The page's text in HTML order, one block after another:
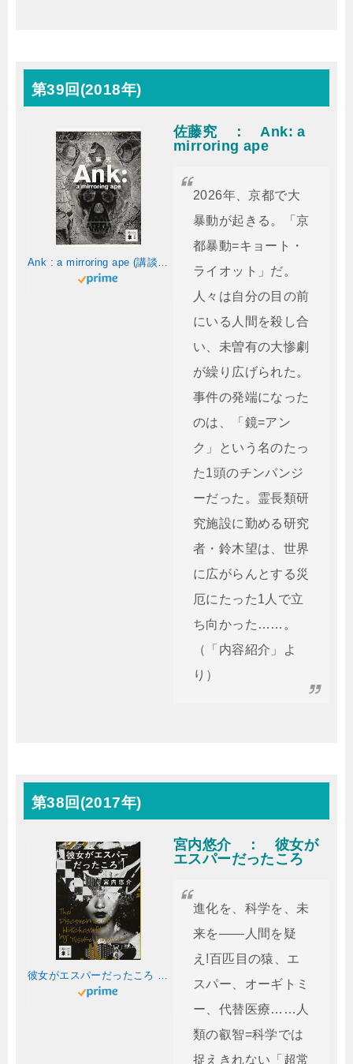
第39回(2018年)
Ank : a mirroring ape (講談社文庫)
佐藤究 ： Ank: a
mirroring ape
2026年、京都で大
暴動が起きる。「京
都暴動=キョート・
ライオット」だ。
人々は自分の目の前
にいる人間を殺し合
い、未曽有の大惨劇
が繰り広げられた。
事件の発端になった
のは、「鏡=アン
ク」という名のたっ
た1頭のチンパンジ
ーだった。霊長類研
究施設に勤める研究
者・鈴木望は、世界
に広がらんとする災
厄にたった1人で立
ち向かった……。
（「内容紹介」よ
り）
第38回(2017年)
彼女がエスパーだったころ (講談社文庫 み 68-1)
宮内悠介 ： 彼女が
エスパーだったころ
進化を、科学を、未
来を――人間を疑
え!百匹目の猿、エ
スパー、オーギトミ
ー、代替医療……人
類の叡智=科学では
捉えきれない「超常